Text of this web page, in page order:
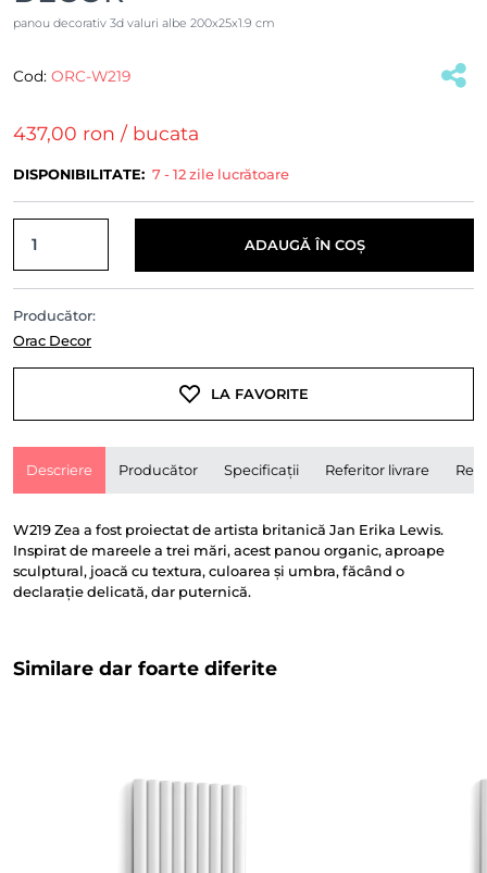
panou decorativ 3d valuri albe 200x25x1.9 cm
Cod: ORC-W219
437,00 ron / bucata
DISPONIBILITATE: 7 - 12 zile lucrătoare
ADAUGĂ ÎN COȘ
Producător:
Orac Decor
LA FAVORITE
Descriere Producător Specificații Referitor livrare
W219 Zea a fost proiectat de artista britanică Jan Erika Lewis.
Inspirat de mareele a trei mări, acest panou organic, aproape
sculptural, joacă cu textura, culoarea și umbra, făcând o
declarație delicată, dar puternică.
Similare dar foarte diferite